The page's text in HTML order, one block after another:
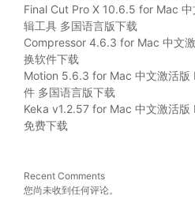
Final Cut Pro X 10.6.5 for Mac 中
辑工具 多国语言版下载
Compressor 4.6.3 for Mac 中文
换软件下载
Motion 5.6.3 for Mac 中文激活版
件 多国语言版下载
Keka v1.2.57 for Mac 中文激活版
免费下载
Recent Comments
您尚未收到任何评论。